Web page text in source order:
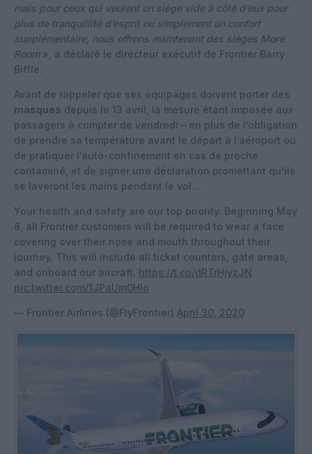
mais pour ceux qui veulent un siège vide à côté d’eux pour
plus de tranquillité d’esprit ou simplement un confort
supplémentaire, nous offrons maintenant des sièges More
Room», a déclaré le directeur exécutif de Frontier Barry
Biffle.
Avant de rappeler que ses équipages doivent porter des
masques depuis le 13 avril, la mesure étant imposée aux
passagers à compter de vendredi – en plus de l’obligation
de prendre sa température avant le départ à l’aéroport ou
de pratiquer l’auto-confinement en cas de proche
contaminé, et de signer une déclaration promettant qu’ils
se laveront les mains pendant le vol…
Your health and safety are our top priority. Beginning May
8, all Frontier customers will be required to wear a face
covering over their nose and mouth throughout their
journey. This will include all ticket counters, gate areas,
and onboard our aircraft. https://t.co/dRTrHjyzJN
pic.twitter.com/1JPaUm0Hlo
— Frontier Airlines (@FlyFrontier) April 30, 2020